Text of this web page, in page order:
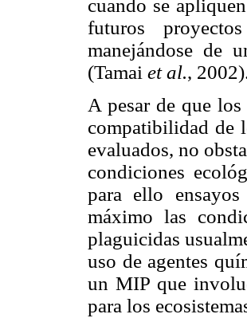
cuando se
futuros
manejándose de
(Tamai et al.,
A pesar de que
compatibilidad de
evaluados, no
condiciones
para ello
máximo las
plaguicidas
uso de agentes
un MIP que
para los